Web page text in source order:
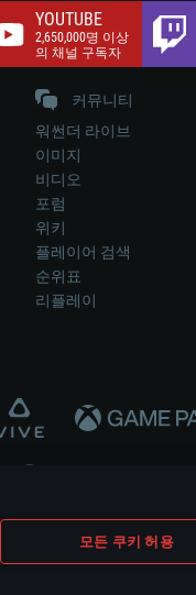
모든 쿠키 허용
YOUTUBE
2,650,000명 이상
의 채널 구독자
커뮤니티
워썬더 라이브
이미지
비디오
포럼
위키
플레이어 검색
순위표
리플레이
않습니다..